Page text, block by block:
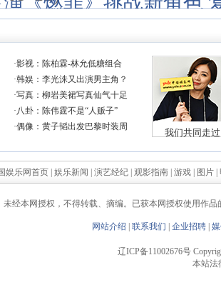
娱乐网首页| 娱乐新闻 演艺经纪| 观影指南| 游戏| 图片|
未经本网授权，不得转载、摘编。已获本网授权使用作
网站介绍 联系我们 企业招聘
辽ICP备11002676号
本站法